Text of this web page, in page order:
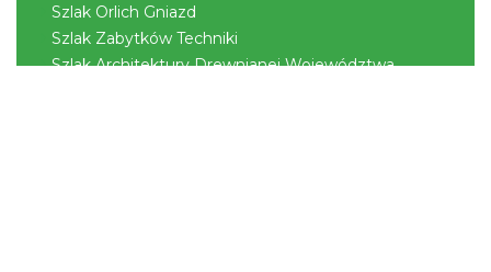
Szlak Orlich Gniazd
Szlak Zabytków Techniki
Szlak Architektury Drewnianej Województwa